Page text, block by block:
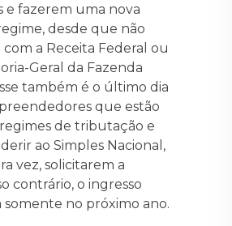
e fazerem uma nova
desde que não
com a Receita Federal ou
Geral da Fazenda
também é o último dia
que estão
de tributação e
ao Simples Nacional,
vez, solicitarem a
contrário, o ingresso
somente no próximo ano.